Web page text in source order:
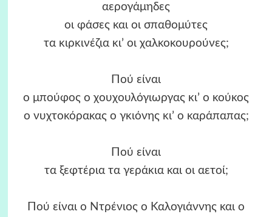
αερογάμηδες
οι φάσες και οι σπαθομύτες
τα κιρκινέζια κι’ οι χαλκοκουρούνες;
Πού είναι
ο μπούφος ο χουχουλόγιωργας κι’ ο κούκος
ο νυχτοκόρακας ο γκιόνης κι’ ο καράπαπας;
Πού είναι
τα ξεφτέρια τα γεράκια και οι αετοί;
Πού είναι ο Ντρένιος ο Καλογιάννης και ο